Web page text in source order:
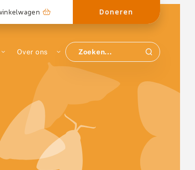
Doneren
Over ons